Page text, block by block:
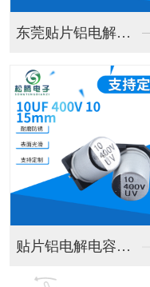
贴片绕线电阻器
绕线电阻器